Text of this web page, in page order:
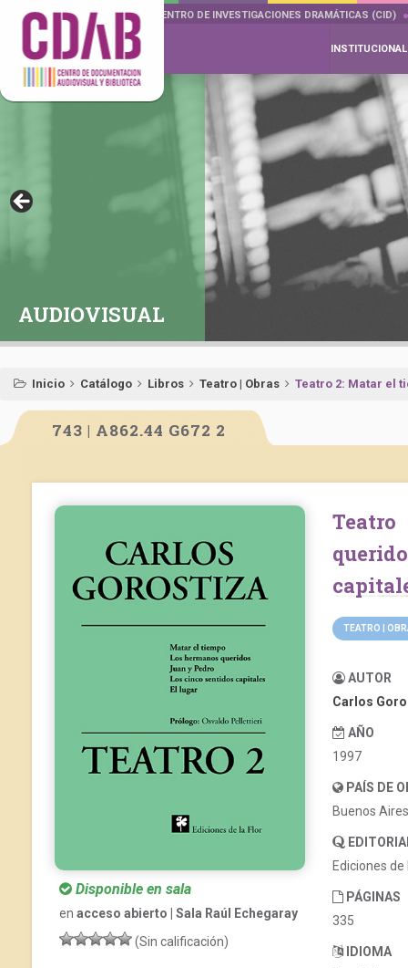
DOCUMENTA DRAMÁTICAS CENTRO DE INVESTIGACIONES DRAMÁTICAS (CID)
INSTITUCIONAL
AUDIOVISUAL
Inicio Catálogo Libros Teatro | Obras Teatro 2: Matar el
743 | A862.44 G672 2
Disponible en sala
en acceso abierto | Sala Raúl Echegaray
(Sin calificación)
Teatro 2: Matar el tiempo. Los hermanos
TEATRO |
AUTOR
Carlos
AÑO
1997
PAÍS DE
Buenos
Ediciones de
PÁGINAS
335
IDIOMA